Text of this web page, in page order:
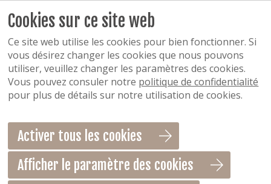
Cookies sur ce site web
Ce site web utilise les cookies pour bien fonctionner. Si
vous désirez changer les cookies que nous pouvons
utiliser, veuillez changer les paramètres des cookies.
Vous pouvez consuler notre politique de confidentialité
pour plus de détails sur notre utilisation de cookies.
Activer tous les cookies
Afficher le paramètre des cookies